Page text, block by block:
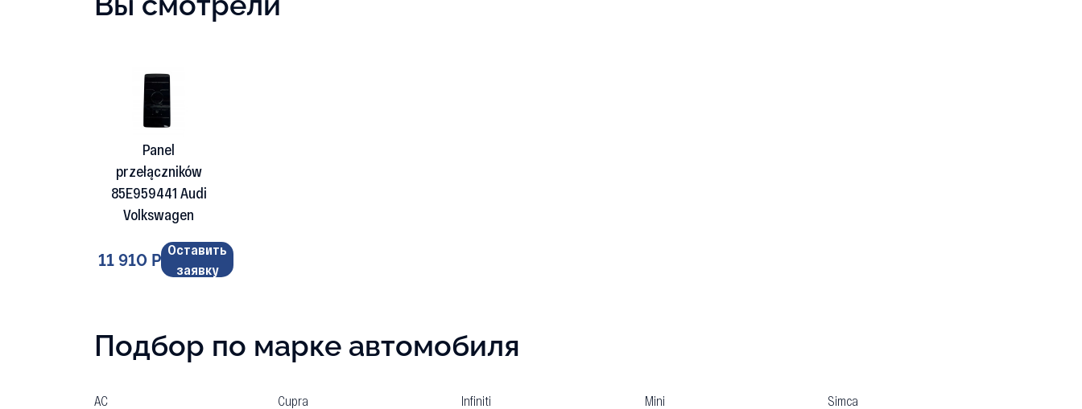
Panel
przełączników
85E959441 Audi
Volkswagen
11 910 Р
Оставить
заявку
Подбор по марке автомобиля
AC Cupra Infiniti Mini Simca